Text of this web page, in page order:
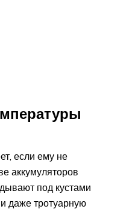
если ему не
аккумуляторов
под кустами
даже тротуарную